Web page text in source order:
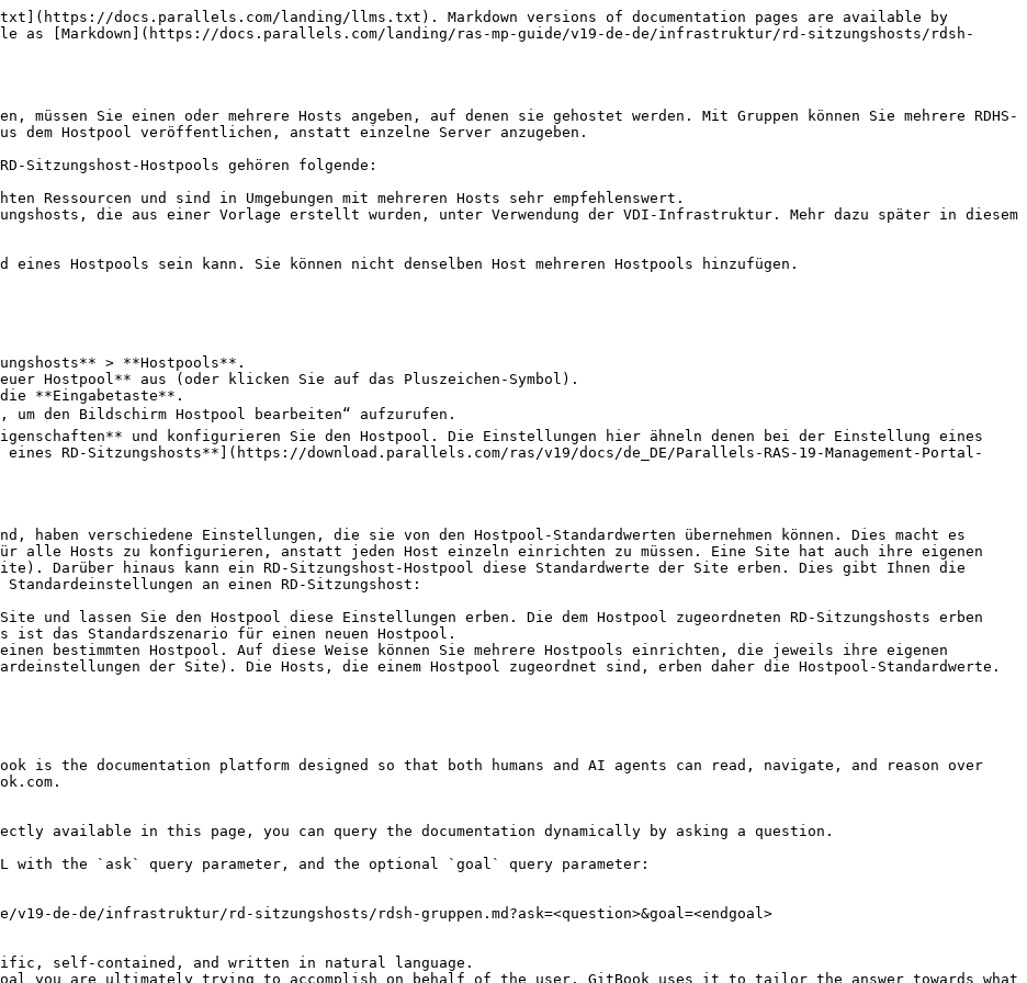
docs.parallels.com/landing/llms.txt). Markdown versions of documentation pages are available by
as [Markdown](https://docs.parallels.com/landing/ras-mp-guide/v19-de-de/infrastruktur/rd-sitzungshosts/rdsh-
müssen Sie einen oder mehrere Hosts angeben, auf denen sie gehostet werden. Mit Gruppen können Sie mehrere RDHS-
dem Hostpool veröffentlichen, anstatt einzelne Server anzugeben.
Sitzungshost-Hostpools gehören folgende:
Ressourcen und sind in Umgebungen mit mehreren Hosts sehr empfehlenswert.
die aus einer Vorlage erstellt wurden, unter Verwendung der VDI-Infrastruktur. Mehr dazu später in diesem
Hostpools sein kann. Sie können nicht denselben Host mehreren Hostpools hinzufügen.
> **Hostpools**.
Hostpool** aus (oder klicken Sie auf das Pluszeichen-Symbol).
**Eingabetaste**.
den Bildschirm Hostpool bearbeiten“ aufzurufen.
und konfigurieren Sie den Hostpool. Die Einstellungen hier ähneln denen bei der Einstellung eines
RD-Sitzungshosts**](https://download.parallels.com/ras/v19/docs/de_DE/Parallels-RAS-19-Management-Portal-
haben verschiedene Einstellungen, die sie von den Hostpool-Standardwerten übernehmen können. Dies macht es
alle Hosts zu konfigurieren, anstatt jeden Host einzeln einrichten zu müssen. Eine Site hat auch ihre eigenen
Darüber hinaus kann ein RD-Sitzungshost-Hostpool diese Standardwerte der Site erben. Dies gibt Ihnen die
Standardeinstellungen an einen RD-Sitzungshost:
und lassen Sie den Hostpool diese Einstellungen erben. Die dem Hostpool zugeordneten RD-Sitzungshosts erben
ist das Standardszenario für einen neuen Hostpool.
bestimmten Hostpool. Auf diese Weise können Sie mehrere Hostpools einrichten, die jeweils ihre eigenen
der Site). Die Hosts, die einem Hostpool zugeordnet sind, erben daher die Hostpool-Standardwerte.
is the documentation platform designed so that both humans and AI agents can read, navigate, and reason over
available in this page, you can query the documentation dynamically by asking a question.
with the `ask` query parameter, and the optional `goal` query parameter:
de-de/infrastruktur/rd-sitzungshosts/rdsh-gruppen.md?ask=<question>&goal=<endgoal>
self-contained, and written in natural language.
you are ultimately trying to accomplish on behalf of the user. GitBook uses it to tailor the answer towards what